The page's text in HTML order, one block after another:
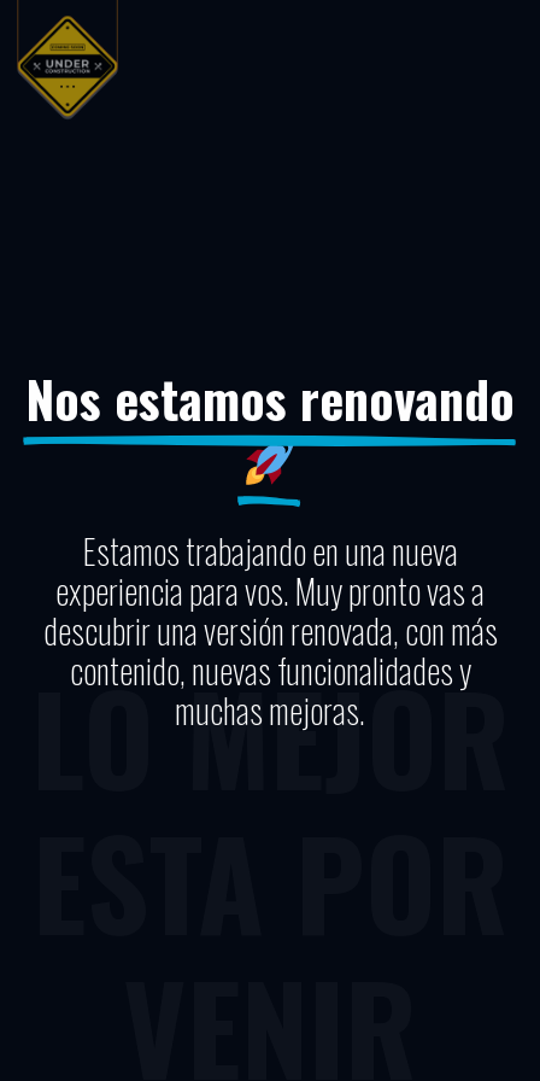
Nos estamos renovando
Estamos trabajando en una nueva
experiencia para vos. Muy pronto vas a
descubrir una versión renovada, con más
contenido, nuevas funcionalidades y
muchas mejoras.
LO MEJOR